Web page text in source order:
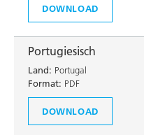
DOWNLOAD
Portugiesisch
Land: Portugal
Format: PDF
DOWNLOAD